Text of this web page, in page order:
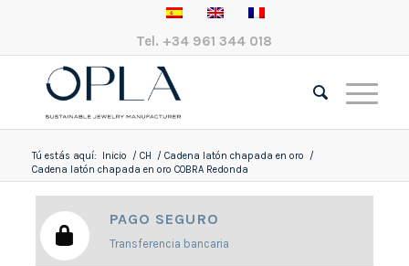
Tel. +34 961 344 018
Tú estás aquí: Inicio / CH / Cadena latón chapada en oro
/
Cadena latón chapada en oro COBRA Redonda
PAGO SEGURO
Transferencia bancaria